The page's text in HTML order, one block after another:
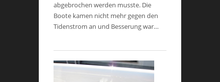
abgebrochen werden musste. Die
Boote kamen nicht mehr gegen den
Tidenstrom an und Besserung war…